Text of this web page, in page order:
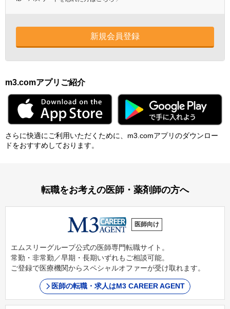
新規会員登録
m3.comアプリご紹介
さらに快適にご利⽤いただくために、m3.comアプリのダウンロー
ドをおすすめしております。
転職をお考えの医師・薬剤師の方へ
医師向け
エムスリーグループ公式の医師専門転職サイト。
常勤・非常勤／早期・長期いずれもご相談可能。
ご登録で医療機関からスペシャルオファーが受け取れます。
医師の転職・求人はM3 CAREER AGENT